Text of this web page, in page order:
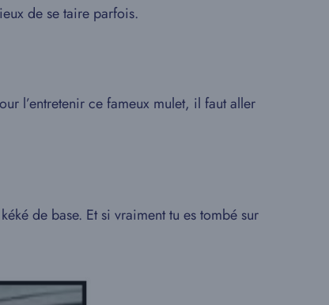
de se taire parfois.
l’entretenir ce fameux mulet, il faut aller
de base. Et si vraiment tu es tombé sur